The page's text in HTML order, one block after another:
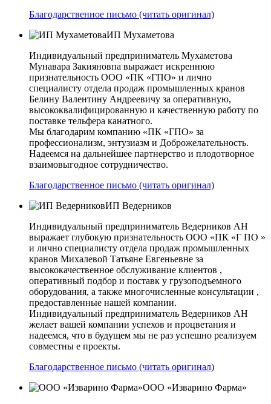
Благодарственное письмо (читать оригинал)
ИП Мухаметова
Индивидуальный предприниматель Мухаметова
Мунавара Закияновпа выражает искреннюю
признательность ООО «ПК «ГПО» и лично
специалисту отдела продаж промышленных кранов
Белину Валентину Андреевичу за оперативную,
высококвалифицированную и качественную работу по
поставке тельфера канатного.
Мы благодарим компанию «ПК «ГПО» за
профессионализм, энтузиазм и Доброжелательность.
Надеемся на дальнейшее партнерство и плодотворное
взаимовыгодное сотрудничество.
Благодарственное письмо (читать оригинал)
ИП Ведерников
Индивидуальный предприниматель Ведерников АН
выражает глубокую признательность ООО «ПК «Г ПО »
и лично специалисту отдела продаж промышленных
кранов Михалевой Татьяне Евгеньевне за
высококачественное обслуживание клиентов ,
оперативный подбор и поставк у грузоподъемного
оборудования, а также многочисленные консультации ,
предоставленные нашей компании.
Индивидуальный предприниматель Ведерников АН
желает вашей компании успехов и процветания и
надеемся, что в будущем мы не раз успешно реализуем
совместны е проекты.
Благодарственное письмо (читать оригинал)
ООО «Изварино Фарма»